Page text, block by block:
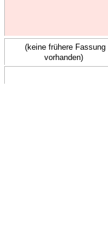
(keine frühere Fassung
vorhanden)